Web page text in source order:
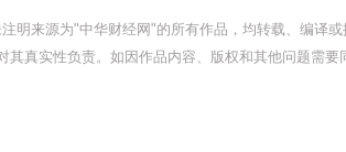
注明来源为"中华财经网"的所有作品，均转载、编译
其真实性负责。如因作品内容、版权和其他问题需